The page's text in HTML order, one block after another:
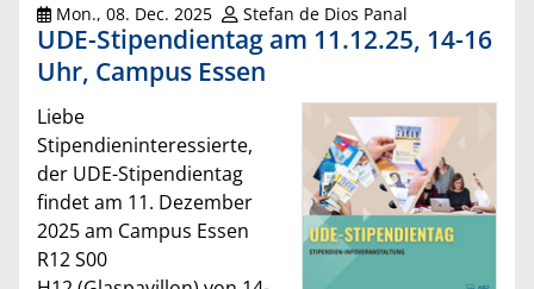
Mon., 08. Dec. 2025 Stefan de Dios Panal
UDE-Stipendientag am 11.12.25, 14-16
Uhr, Campus Essen
Liebe
Stipendieninteressierte,
der UDE-Stipendientag
findet am 11. Dezember
2025 am Campus Essen
R12 S00